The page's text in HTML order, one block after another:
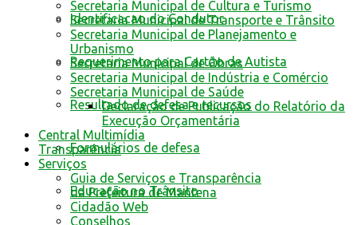
Identificacao do Condutor
Requerimento para Cartão de Autista
Resultado de defesa e recursos
Formulários de defesa
Educação no Trânsito
Secretaria Municipal de Cultura e Turismo
Secretaria Municipal de Transporte e Trânsito
Secretaria Municipal de Planejamento e
Urbanismo
Secretaria Municipal de Obras
Secretaria Municipal de Indústria e Comércio
Secretaria Municipal de Saúde
Declaração de Publicação do Relatório da
Execução Orçamentária
Central Multimídia
Transparência
Serviços
Guia de Serviços e Transparência
da Prefeitura de Mantena
Cidadão Web
Conselhos